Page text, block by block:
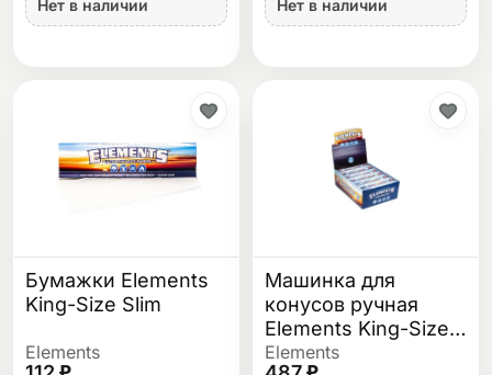
Нет в наличии Нет в наличии
Бумажки Elements
King-Size Slim
Elements
Машинка для
конусов ручная
Elements King-Size
110 мм
Elements